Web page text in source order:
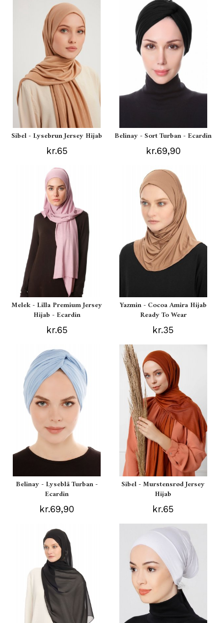
Sibel - Lysebrun Jersey Hijab
kr.65
Belinay - Sort Turban - Ecardin
kr.69,90
Melek - Lilla Premium Jersey
Hijab - Ecardin
kr.65
Yazmin - Cocoa Amira Hijab
Ready To Wear
kr.35
Belinay - Lyseblå Turban -
Ecardin
kr.69,90
Sibel - Murstensrød Jersey
Hijab
kr.65